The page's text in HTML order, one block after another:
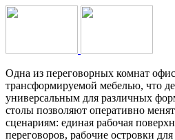
Одна из переговорных комнат
трансформируемой мебелью, что
универсальным для различных
столы позволяют оперативно
сценариям: единая рабочая
переговоров, рабочие островки